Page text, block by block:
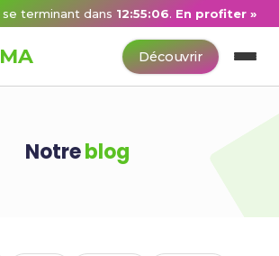
se terminant dans 12:55:06. En profiter »
MA Découvrir
Notreblog